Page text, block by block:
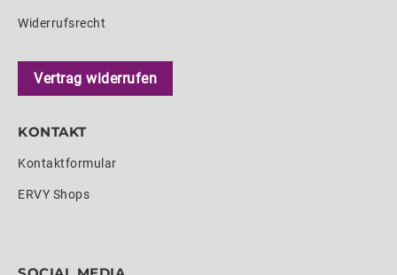
Widerrufsrecht
Vertrag widerrufen
KONTAKT
Kontaktformular
ERVY Shops